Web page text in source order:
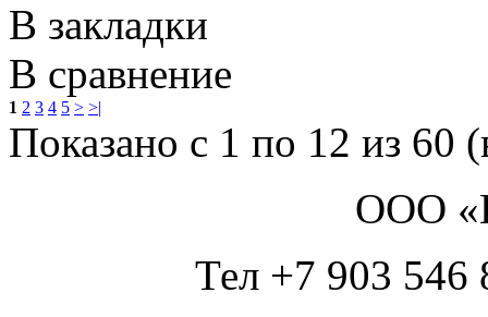
В закладки
В сравнение
1 2 3 4 5 > >|
Показано с 1 по 12 из 60
ООО
Тел +7 903 546